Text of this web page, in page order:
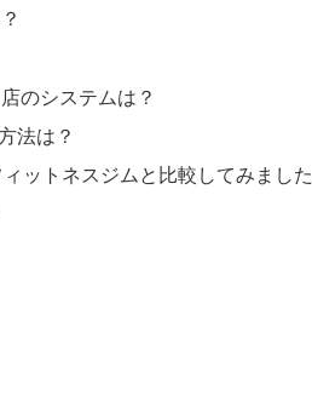
のシステムは？
法は？
ットネスジムと比較してみました